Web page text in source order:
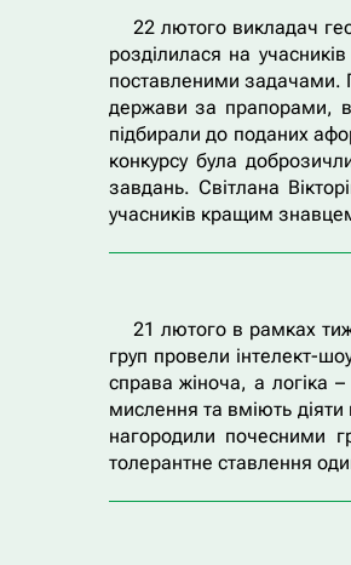
22 лютого викладач
розділилася на
поставленими задачами.
держави за прапорами,
підбирали до поданих
конкурсу була
завдань. Світлана
учасників кращим
21 лютого в рамках
груп провели інтелект-
справа жіноча, а логіка
мислення та вміють
нагородили почесними
толерантне ставлення